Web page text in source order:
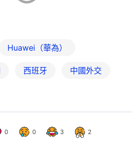
Huawei（華為）
西班牙 中國外交
0 0 3 2